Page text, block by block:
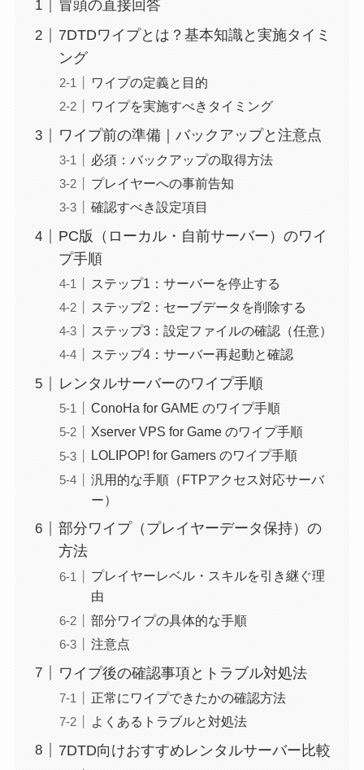
冒頭の直接回答
7DTDワイプとは？基本知識と実施タイミ
ング
ワイプの定義と目的
ワイプを実施すべきタイミング
ワイプ前の準備｜バックアップと注意点
必須：バックアップの取得方法
プレイヤーへの事前告知
確認すべき設定項目
PC版（ローカル・自前サーバー）のワイ
プ手順
ステップ1：サーバーを停止する
ステップ2：セーブデータを削除する
ステップ3：設定ファイルの確認（任意）
ステップ4：サーバー再起動と確認
レンタルサーバーのワイプ手順
ConoHa for GAME のワイプ手順
Xserver VPS for Game のワイプ手順
LOLIPOP! for Gamers のワイプ手順
汎用的な手順（FTPアクセス対応サーバ
ー）
部分ワイプ（プレイヤーデータ保持）の
方法
プレイヤーレベル・スキルを引き継ぐ理
由
部分ワイプの具体的な手順
注意点
ワイプ後の確認事項とトラブル対処法
正常にワイプできたかの確認方法
よくあるトラブルと対処法
7DTD向けおすすめレンタルサーバー比較